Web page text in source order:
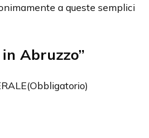
a queste semplici
Abruzzo”
(Obbligatorio)